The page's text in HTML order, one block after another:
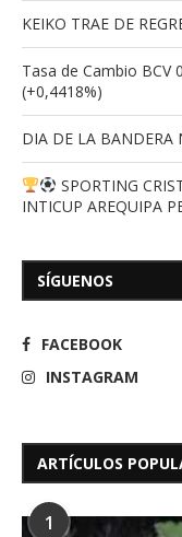
KEIKO TRAE DE
Tasa de Cambio BCV
(+0,4418%)
DIA DE LA BANDERA
SPORTING
INTICUP AREQUIPA
SÍGUENOS
FACEBOOK
INSTAGRAM
ARTÍCULOS
1